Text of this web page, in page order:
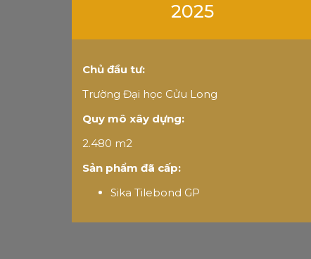
2025
Chủ đầu tư:
Trường Đại học Cửu Long
Quy mô xây dựng:
2.480 m2
Sản phẩm đã cấp:
Sika Tilebond GP